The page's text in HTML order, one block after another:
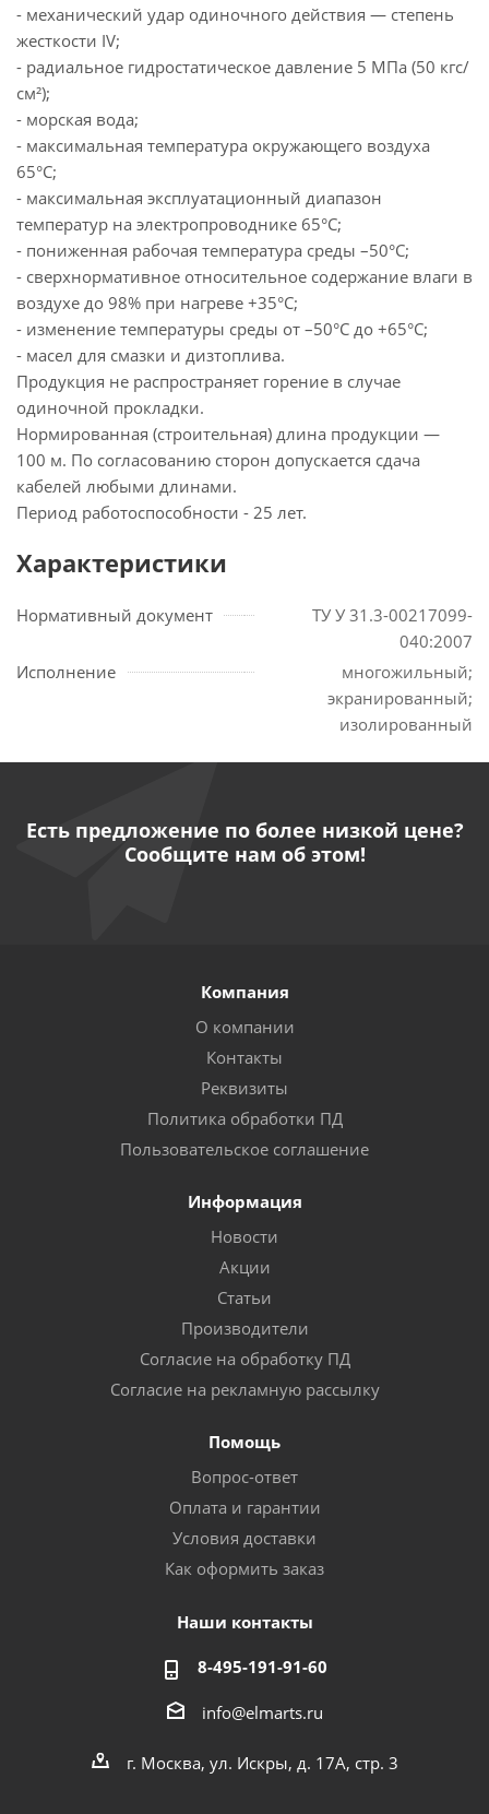
- механический удар одиночного действия — степень
жесткости ІV;
- радиальное гидростатическое давление 5 МПа (50 кгс/
см²);
- морская вода;
- максимальная температура окружающего воздуха
65°С;
- максимальная эксплуатационный диапазон
температур на электропроводнике 65°С;
- пониженная рабочая температура среды –50°С;
- сверхнормативное относительное содержание влаги в
воздухе до 98% при нагреве +35°С;
- изменение температуры среды от –50°С до +65°С;
- масел для смазки и дизтоплива.
Продукция не распространяет горение в случае
одиночной прокладки.
Нормированная (строительная) длина продукции —
100 м. По согласованию сторон допускается сдача
кабелей любыми длинами.
Период работоспособности - 25 лет.
Характеристики
Нормативный документ
ТУ У 31.3-00217099-
040:2007
Исполнение
многожильный;
экранированный;
изолированный
Есть предложение по более низкой цене?
Сообщите нам об этом!
Компания
О компании
Контакты
Реквизиты
Политика обработки ПД
Пользовательское соглашение
Информация
Новости
Акции
Статьи
Производители
Согласие на обработку ПД
Согласие на рекламную рассылку
Помощь
Вопрос-ответ
Оплата и гарантии
Условия доставки
Как оформить заказ
Наши контакты
8-495-191-91-60
info@elmarts.ru
г. Москва, ул. Искры, д. 17А, стр. 3